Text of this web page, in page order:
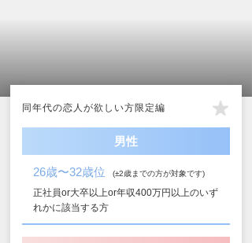
同年代の恋人が欲しい方限定編
男性
26歳〜32歳位 (±2歳までの方が対象です)
正社員or大卒以上or年収400万円以上のいず
れかに該当する方